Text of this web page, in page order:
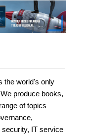
the world's only
produce books,
of topics
IT service